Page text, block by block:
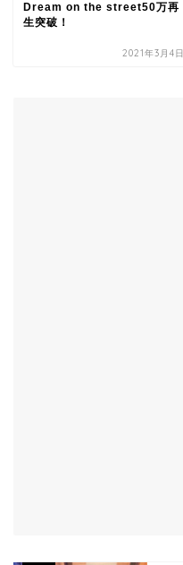
Dream on the street50万再
生突破！
2021年3月4日